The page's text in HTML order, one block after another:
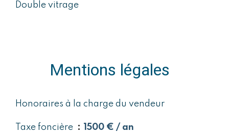
Double vitrage
Mentions légales
Honoraires à la charge du vendeur
Taxe foncière 1500 € / an